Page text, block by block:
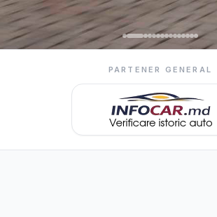
PARTENER GENERAL